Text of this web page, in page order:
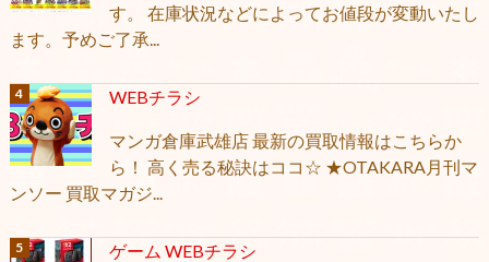
す。 在庫状況などによってお値段が変動いたし
ます。予めご了承...
WEBチラシ
マンガ倉庫武雄店 最新の買取情報はこちらか
ら！ 高く売る秘訣はココ☆ ★OTAKARA月刊マ
ンソー 買取マガジ...
ゲーム WEBチラシ